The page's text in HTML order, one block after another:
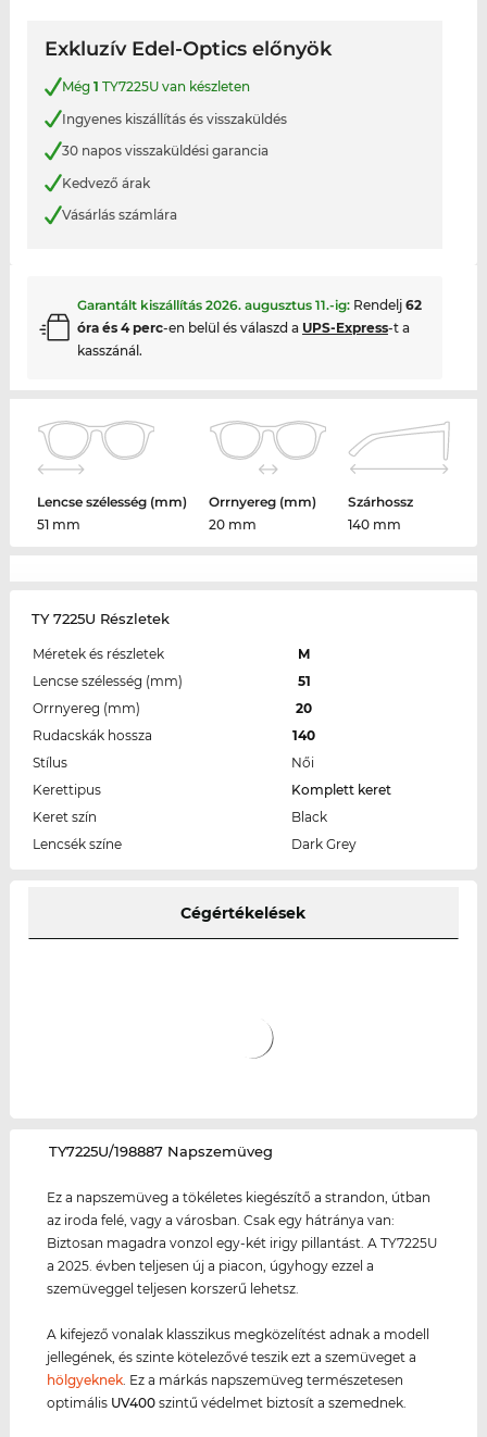
Exkluzív Edel-Optics előnyök
Még 1 TY7225U van készleten
Ingyenes kiszállítás és visszaküldés
30 napos visszaküldési garancia
Kedvező árak
Vásárlás számlára
Garantált kiszállítás 2026. augusztus 11.-ig: Rendelj 62
óra és 4 perc-en belül és válaszd a UPS-Express-t a
kasszánál.
Lencse szélesség (mm)
51 mm
Orrnyereg (mm)
20 mm
Szárhossz
140 mm
TY 7225U Részletek
Méretek és részletek
M
Lencse szélesség (mm)
51
Orrnyereg (mm)
20
Rudacskák hossza
140
Stílus
Női
Kerettipus
Komplett keret
Keret szín
Black
Lencsék színe
Dark Grey
Cégértékelések
‌TY7225U/198887 Napszemüveg
Ez a napszemüveg a tökéletes kiegészítő a strandon, útban
az iroda felé, vagy a városban. Csak egy hátránya van:
Biztosan magadra vonzol egy-két irigy pillantást. A TY7225U
a 2025. évben teljesen új a piacon, úgyhogy ezzel a
szemüveggel teljesen korszerű lehetsz.
A kifejező vonalak klasszikus megközelítést adnak a modell
jellegének, és szinte kötelezővé teszik ezt a szemüveget a
hölgyeknek . Ez a márkás napszemüveg természetesen
optimális UV400 szintű védelmet biztosít a szemednek.